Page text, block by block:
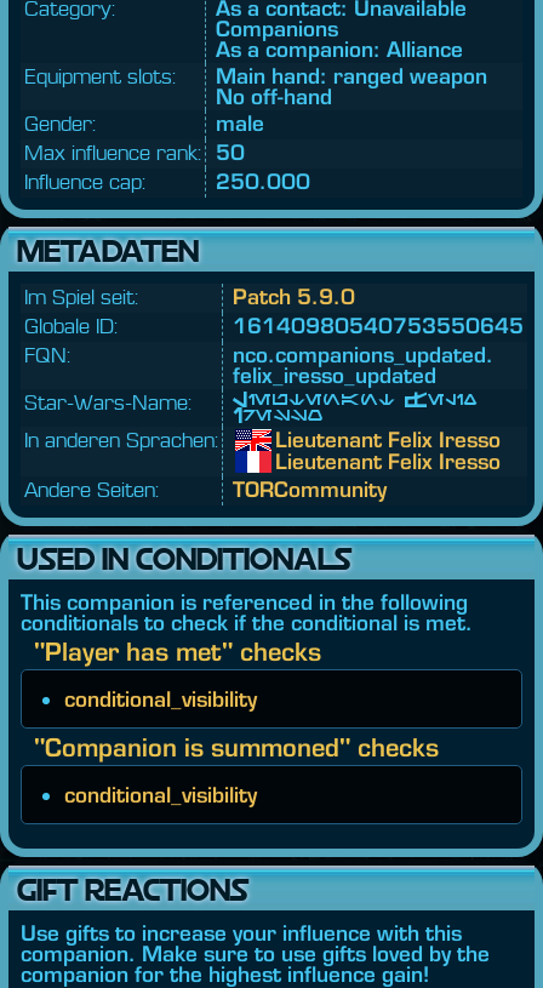
Category:
As a contact: Unavailable
Companions
As a companion: Alliance
Equipment slots:
Main hand: ranged weapon
No off-hand
Gender:
male
Max influence rank:
50
Influence cap:
250.000
METADATEN
Im Spiel seit:
Patch 5.9.0
Globale ID:
16140980540753550645
FQN:
nco.companions_updated.
felix_iresso_updated
Star-Wars-Name:
Lieutenant Felix
Iresso
In anderen Sprachen:
Lieutenant Felix Iresso
Lieutenant Felix Iresso
Andere Seiten:
TORCommunity
USED IN CONDITIONALS
This companion is referenced in the following
conditionals to check if the conditional is met.
"Player has met" checks
conditional_visibility
"Companion is summoned" checks
conditional_visibility
GIFT REACTIONS
Use gifts to increase your influence with this
companion. Make sure to use gifts loved by the
companion for the highest influence gain!